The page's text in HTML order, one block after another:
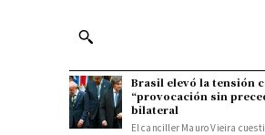
Brasil elevó la tensión
“provocación sin
bilateral
El canciller Mauro Vieira